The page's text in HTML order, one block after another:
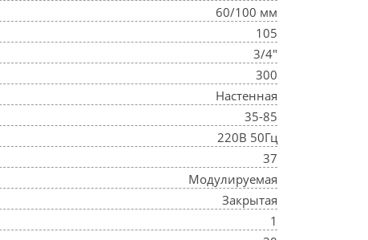
60/100 мм
105
3/4"
300
Настенная
35-85
220В 50Гц
37
Модулируемая
Закрытая
1